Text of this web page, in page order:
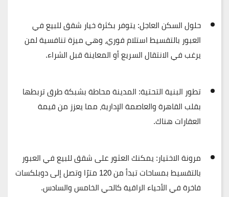
حلول السكن العاجل:يتوفر بكثرة خيار شقق للبيع في
العبور بالتقسيط استلام فوري، وهي ميزة تنافسية لمن
يرغب في الانتقال السريع أو المعاينة قبل الشراء.
تطور البنية التحتية: المدينة محاطة بشبكة طرق تربطها
بقلب القاهرة والعاصمة الإدارية، مما يعزز من قيمة
العقارات هناك.
مرونة الاختيار:يمكنك العثور علىشقق للبيع في العبور
بالتقسيط
بمساحات تبدأ من 120 مترًا وتصل إلى دوبلكسات
فاخرة في الأحياء الراقية كالحي الخامس والسادس.